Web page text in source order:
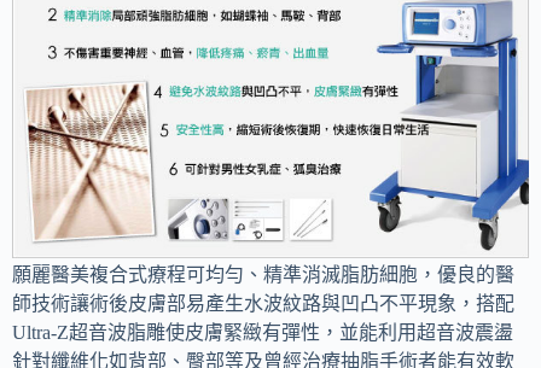
願麗醫美複合式療程可均勻、精準消滅脂肪細胞，優良的醫
師技術讓術後皮膚部易產生水波紋路與凹凸不平現象，搭配
Ultra-Z超音波脂雕使皮膚緊緻有彈性，並能利用超音波震盪
針對纖維化如背部、臀部等及曾經治療抽脂手術者能有效軟